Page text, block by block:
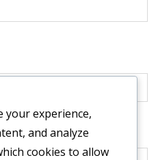
your experience,
and analyze
cookies to allow